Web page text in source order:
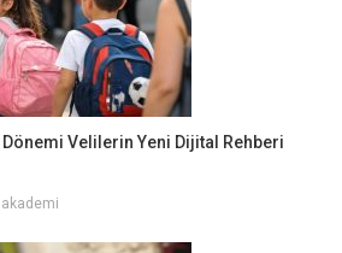
Velilerin Yeni Dijital Rehberi